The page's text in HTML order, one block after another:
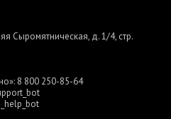
Сыромятническая, д. 1/4, стр.
8 800 250-85-64